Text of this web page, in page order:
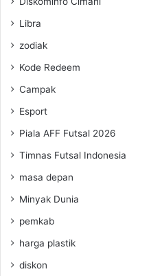
Libra
zodiak
Kode Redeem
Campak
Esport
Piala AFF Futsal 2026
Timnas Futsal Indonesia
masa depan
Minyak Dunia
pemkab
harga plastik
diskon